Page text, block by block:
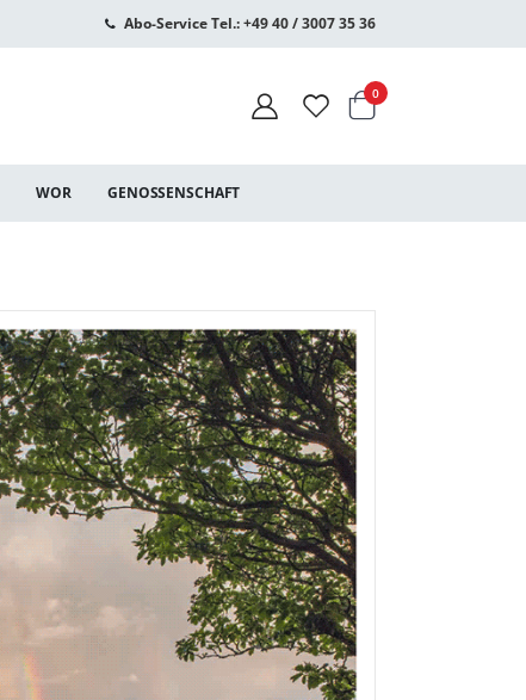
Abo-Service Tel.: +49 40 / 3007 35 36
Warenkorb
0Artikel
WOR GENOSSENSCHAFT